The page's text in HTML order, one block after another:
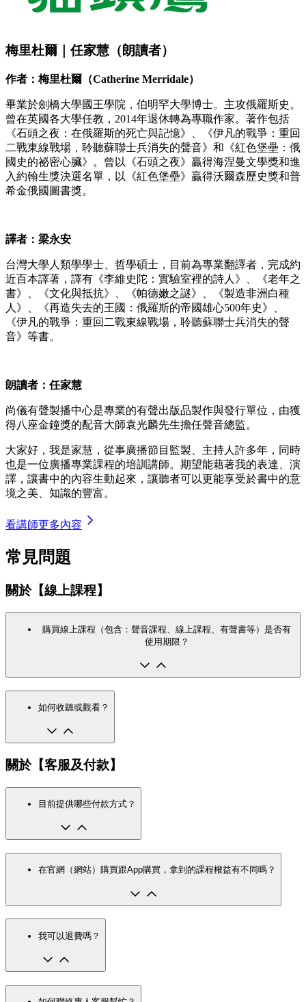
梅里杜爾｜任家慧（朗讀者）
作者：梅里杜爾（Catherine Merridale）
畢業於劍橋大學國王學院，伯明罕大學博士。主攻俄羅斯史。
曾在英國各大學任教，2014年退休轉為專職作家。著作包括
《石頭之夜：在俄羅斯的死亡與記憶》、《伊凡的戰爭：重回
二戰東線戰場，聆聽蘇聯士兵消失的聲音》和《紅色堡壘：俄
國史的祕密心臟》。曾以《石頭之夜》贏得海涅曼文學獎和進
入約翰生獎決選名單，以《紅色堡壘》贏得沃爾森歷史獎和普
希金俄國圖書獎。
譯者：梁永安
台灣大學人類學學士、哲學碩士，目前為專業翻譯者，完成約
近百本譯著，譯有《李維史陀：實驗室裡的詩人》、《老年之
書》、《文化與抵抗》、《帕德嫩之謎》、《製造非洲白種
人》、《再造失去的王國：俄羅斯的帝國雄心500年史》、
《伊凡的戰爭：重回二戰東線戰場，聆聽蘇聯士兵消失的聲
音》等書。
朗讀者：任家慧
尚儀有聲製播中心是專業的有聲出版品製作與發行單位，由獲
得八座金鐘獎的配音大師袁光麟先生擔任聲音總監。
大家好，我是家慧，從事廣播節目監製、主持人許多年，同時
也是一位廣播專業課程的培訓講師。期望能藉著我的表達、演
譯，讓書中的內容生動起來，讓聽者可以更能享受於書中的意
境之美、知識的豐富。
看講師更多內容
常見問題
關於【線上課程】
購買線上課程（包含：聲音課程、線上課程、有聲書等）是否有
使用期限？
如何收聽或觀看？
關於【客服及付款】
目前提供哪些付款方式？
在官網（網站）購買跟App購買，拿到的課程權益有不同嗎？
我可以退費嗎？